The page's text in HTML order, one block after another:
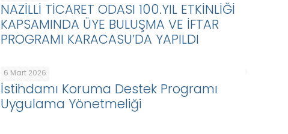
NAZİLLİ TİCARET ODASI 100.YIL ETKİNLİĞİ
KAPSAMINDA ÜYE BULUŞMA VE İFTAR
PROGRAMI KARACASU’DA YAPILDI
6 Mart 2026
İstihdamı Koruma Destek Programı
Uygulama Yönetmeliği